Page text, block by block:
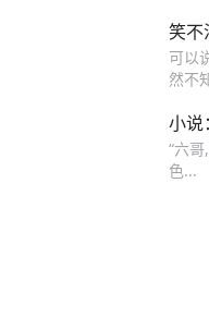
笑不
可以
然不
小说
“六
色...